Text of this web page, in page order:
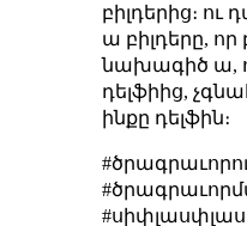
բիլդերից։ ու
ա բիլդերը,
նախագիծ ա,
դելֆիից,
ինքը դելֆին։
#սիփլասփլաս